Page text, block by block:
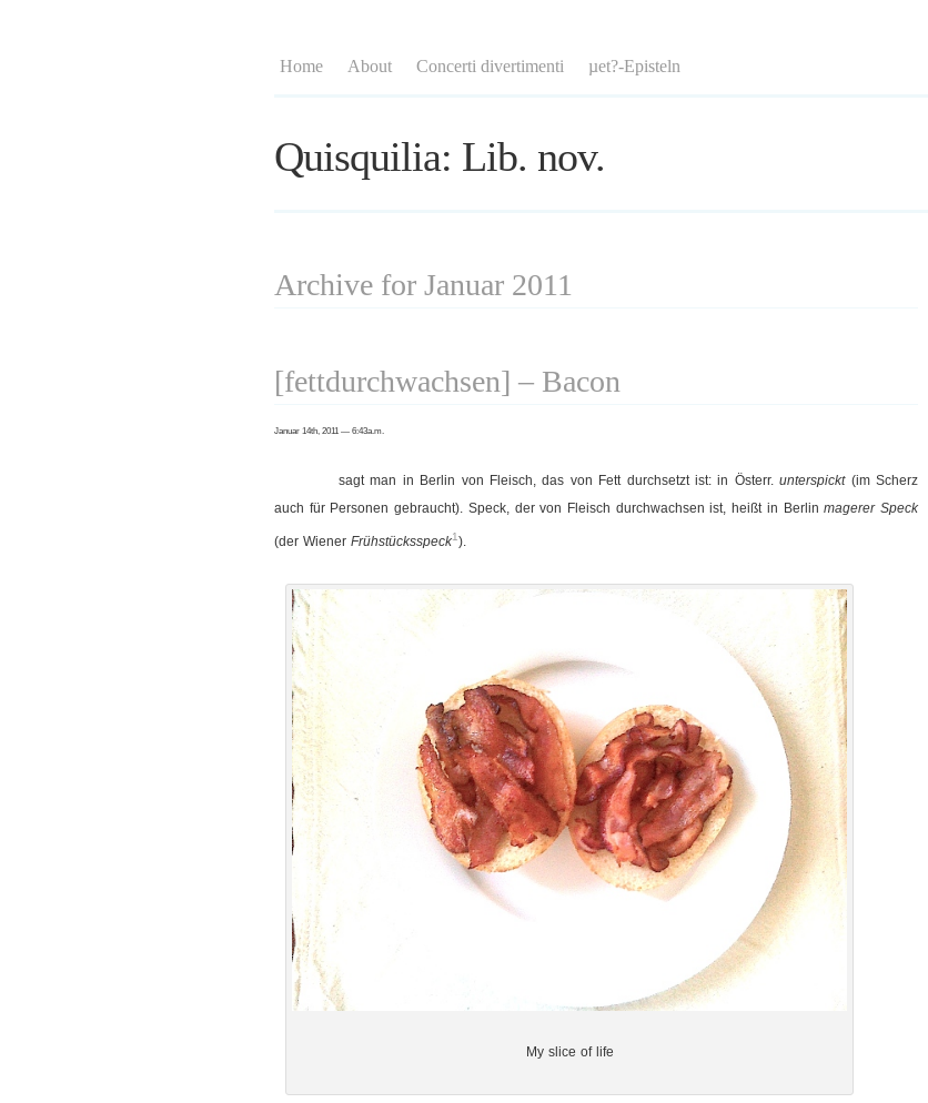
Home About Concerti divertimenti µet?-Episteln
Quisquilia: Lib. nov.
Archive for Januar 2011
[fettdurchwachsen] – Bacon
Januar 14th, 2011 — 6:43a.m.
sagt man in Berlin von Fleisch, das von Fett durchsetzt ist: in Österr.unterspickt(im Scherz
auch für Personen gebraucht). Speck, der von Fleisch durchwachsen ist, heißt in Berlinmagerer Speck
(der Wiener Frühstücksspeck1).
My slice of life